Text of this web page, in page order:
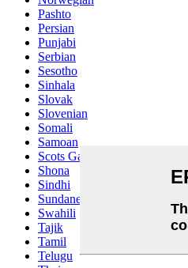
Pashto
Persian
Punjabi
Serbian
Sesotho
Sinhala
Slovak
Slovenian
Somali
Samoan
Scots Gaelic
Shona
Sindhi
Sundanese
Swahili
Tajik
Tamil
Telugu